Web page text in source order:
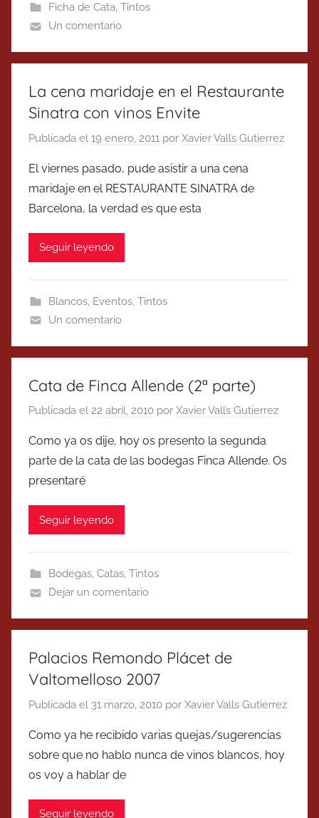
Ficha de Cata, Tintos
Un comentario
La cena maridaje en el Restaurante
Sinatra con vinos Envite
Publicada el 19 enero, 2011 por Xavier Valls Gutierrez
El viernes pasado, pude asistir a una cena
maridaje en el RESTAURANTE SINATRA de
Barcelona, la verdad es que esta
Seguir leyendo
Blancos, Eventos, Tintos
Un comentario
Cata de Finca Allende (2ª parte)
Publicada el 22 abril, 2010 por Xavier Valls Gutierrez
Como ya os dije, hoy os presento la segunda
parte de la cata de las bodegas Finca Allende. Os
presentaré
Seguir leyendo
Bodegas, Catas, Tintos
Dejar un comentario
Palacios Remondo Plácet de
Valtomelloso 2007
Publicada el 31 marzo, 2010 por Xavier Valls Gutierrez
Como ya he recibido varias quejas/sugerencias
sobre que no hablo nunca de vinos blancos, hoy
os voy a hablar de
Seguir leyendo